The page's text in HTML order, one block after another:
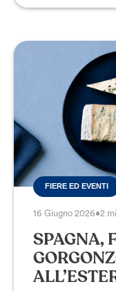
FIERE ED EVENTI
16 Giugno 2026•2
SPAGNA,